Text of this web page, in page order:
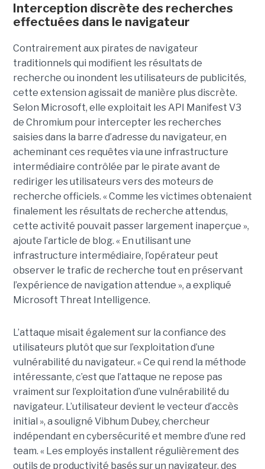
Interception discrète des recherches
effectuées dans le navigateur
Contrairement aux pirates de navigateur
traditionnels qui modifient les résultats de
recherche ou inondent les utilisateurs de publicités,
cette extension agissait de manière plus discrète.
Selon Microsoft, elle exploitait les API Manifest V3
de Chromium pour intercepter les recherches
saisies dans la barre d’adresse du navigateur, en
acheminant ces requêtes via une infrastructure
intermédiaire contrôlée par le pirate avant de
rediriger les utilisateurs vers des moteurs de
recherche officiels. « Comme les victimes obtenaient
finalement les résultats de recherche attendus,
cette activité pouvait passer largement inaperçue »,
ajoute l’article de blog. « En utilisant une
infrastructure intermédiaire, l’opérateur peut
observer le trafic de recherche tout en préservant
l’expérience de navigation attendue », a expliqué
Microsoft Threat Intelligence.
L’attaque misait également sur la confiance des
utilisateurs plutôt que sur l’exploitation d’une
vulnérabilité du navigateur. « Ce qui rend la méthode
intéressante, c’est que l’attaque ne repose pas
vraiment sur l’exploitation d’une vulnérabilité du
navigateur. L’utilisateur devient le vecteur d’accès
initial », a souligné Vibhum Dubey, chercheur
indépendant en cybersécurité et membre d’une red
team. « Les employés installent régulièrement des
outils de productivité basés sur un navigateur, des